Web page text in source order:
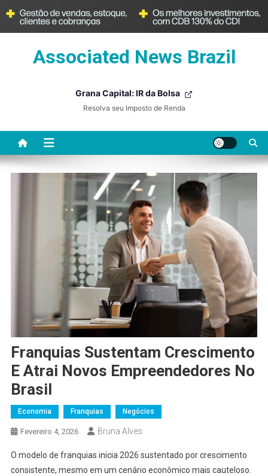
Associated News Brazil
Grana Capital: IR da Bolsa
Resolva seu Imposto de Renda
Franquias Sustentam Crescimento
E Atrai Novos Empreendedores No
Brasil
Economia Franquias Negócios
Fevereiro 4, 2026 Bruna Alves
O modelo de franquias inicia 2026 sustentado por crescimento
consistente, mesmo em um cenário econômico mais cauteloso.